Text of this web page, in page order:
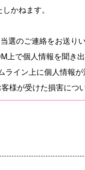
かねます。
選のご連絡をお送り
上で個人情報を聞き
イン上に個人情報
様が受けた損害につ